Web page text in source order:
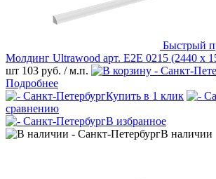
Быстрый
Молдинг Ultrawood арт. E2E 0215 (2440 х
шт 103 руб. / м.п.
Подробнее
Купить в 1 клик
сравнению
В избранное
В наличии